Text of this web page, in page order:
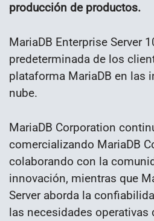
producción de productos.
MariaDB Enterprise Server
predeterminada de los
plataforma MariaDB en las
nube.
MariaDB Corporation
comercializando MariaDB
colaborando con la
innovación, mientras que
Server aborda la
las necesidades operativas